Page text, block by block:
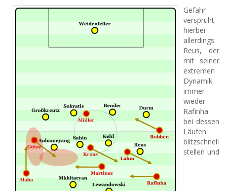
Gefahr
versprüht
hierbei
allerdings
Reus, der
mit seiner
extremen
Dynamik
immer
wieder
Rafinha
bei dessen
Läufen
blitzschnell
stellen und